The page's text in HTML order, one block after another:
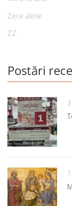
Zece alese
ZZ
Postări